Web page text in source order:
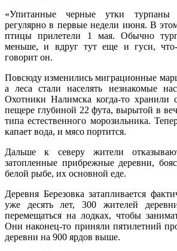
«Упитанные черные утки турпаны
регулярно в первые недели июня. В
птицы прилетели 1 мая. Обычно
меньше, и вдруг тут еще и гуси,
говорит он.
Повсюду изменились миграционные
а леса стали населять незнакомые
Охотники Налимска когда-то
пещере глубиной 22 фута, вырытой в
типа естественного морозильника.
капает вода, и мясо портится.
Дальше к северу жители
затопленные прибрежные деревни,
белой рыбе, их основной еде.
Деревня Березовка затапливается
уже десять лет, 300 жителей
перемещаться на лодках, чтобы
Они наконец-то приняли пятилетний
деревни на 900 ярдов выше.